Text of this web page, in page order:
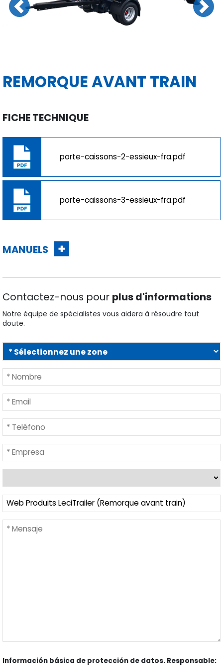
Previous Next
REMORQUE AVANT TRAIN
FICHE TECHNIQUE
porte-caissons-2-essieux-fra.pdf
porte-caissons-3-essieux-fra.pdf
MANUELS
Contactez-nous pour plus d'informations
Notre équipe de spécialistes vous aidera à résoudre tout
doute.
Información básica de protección de datos. Responsable: